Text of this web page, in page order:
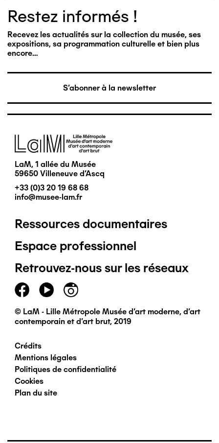
Restez informés !
Recevez les actualités sur la collection du musée, ses
expositions, sa programmation culturelle et bien plus
encore…
S'abonner à la newsletter
Image
LaM, 1 allée du Musée
59650 Villeneuve d'Ascq
+33 (0)3 20 19 68 68
info@musee-lam.fr
Pied
de
page
principal
Ressources documentaires
Espace professionnel
Retrouvez-nous sur les réseaux
© LaM - Lille Métropole Musée d'art moderne, d'art
contemporain et d'art brut, 2019
Pied
de
page
Crédits
Mentions légales
Politiques de confidentialité
Cookies
Plan du site